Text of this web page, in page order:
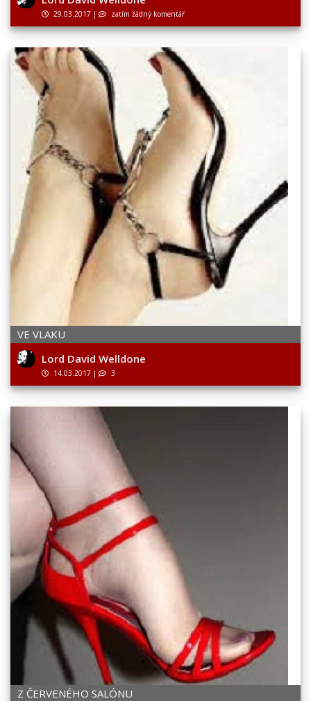
29.03.2017 | zatím žádný komentář
VE VLAKU
Lord David Welldone
14.03.2017 | 3
Z ČERVENÉHO SALÓNU